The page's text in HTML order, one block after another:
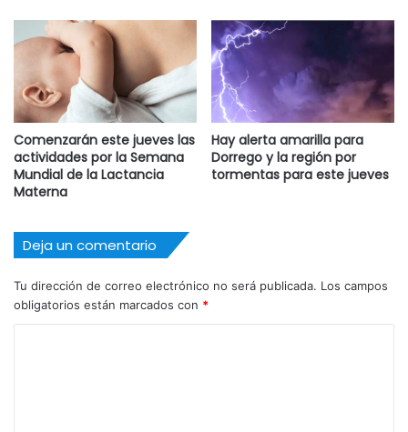
Comenzarán este jueves las
actividades por la Semana
Mundial de la Lactancia
Materna
Hay alerta amarilla para
Dorrego y la región por
tormentas para este jueves
Deja un comentario
Tu dirección de correo electrónico no será publicada. Los campos
obligatorios están marcados con *